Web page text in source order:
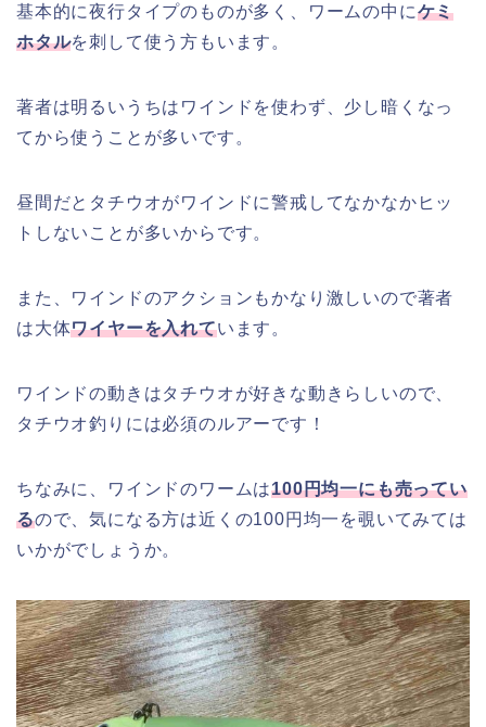
基本的に夜行タイプのものが多く、ワームの中にケミ
ホタルを刺して使う方もいます。
著者は明るいうちはワインドを使わず、少し暗くなっ
てから使うことが多いです。
昼間だとタチウオがワインドに警戒してなかなかヒッ
トしないことが多いからです。
また、ワインドのアクションもかなり激しいので著者
は大体ワイヤーを入れています。
ワインドの動きはタチウオが好きな動きらしいので、
タチウオ釣りには必須のルアーです！
ちなみに、ワインドのワームは100円均一にも売ってい
るので、気になる方は近くの100円均一を覗いてみては
いかがでしょうか。